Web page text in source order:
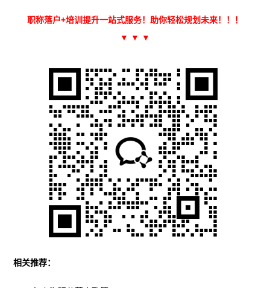
职称落户+培训提升一站式服务！助你轻松规划未来！
！！
▼ ▼ ▼
相关推荐：